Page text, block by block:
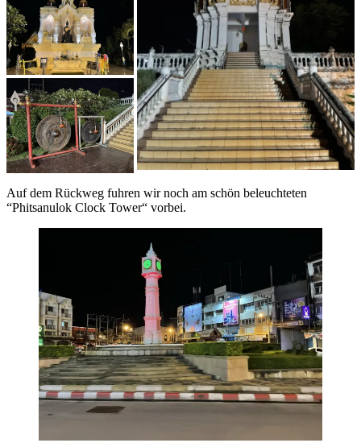
Auf dem Rückweg fuhren wir noch am schön beleuchteten
“Phitsanulok Clock Tower“ vorbei.